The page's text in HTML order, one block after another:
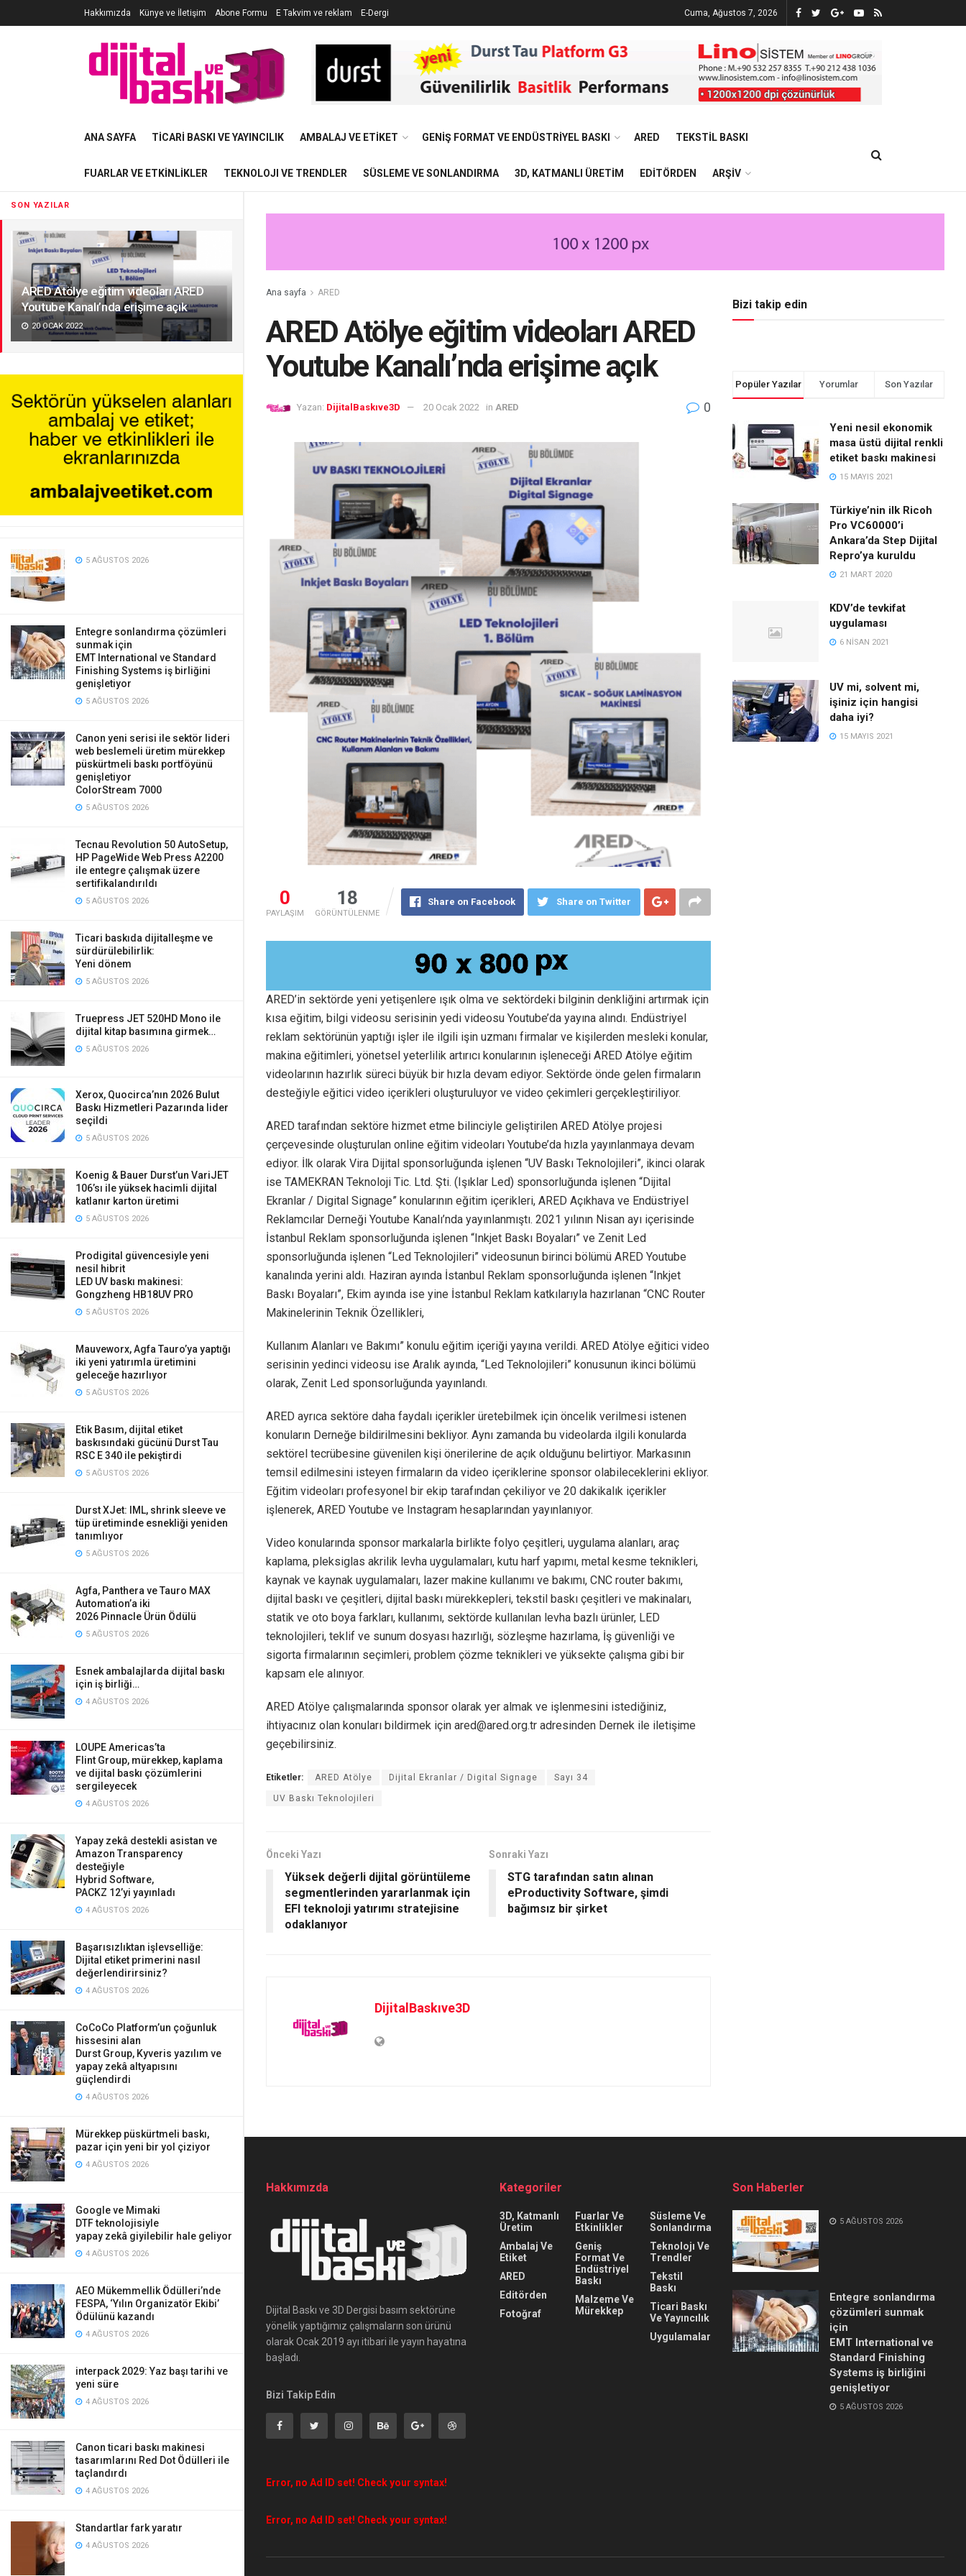
SON YAZILAR
ARED Atölye eğitim videoları ARED
Youtube Kanalı’nda erişime açık
20 OCAK 2022
5 AĞUSTOS 2026
Entegre sonlandırma çözümleri
sunmak için
EMT International ve Standard
Finishing Systems iş birliğini
genişletiyor
5 AĞUSTOS 2026
Canon yeni serisi ile sektör lideri
web beslemeli üretim mürekkep
püskürtmeli baskı portföyünü
genişletiyor
ColorStream 7000
5 AĞUSTOS 2026
Tecnau Revolution 50 AutoSetup,
HP PageWide Web Press A2200
ile entegre çalışmak üzere
sertifikalandırıldı
5 AĞUSTOS 2026
Ticari baskıda dijitalleşme ve
sürdürülebilirlik:
Yeni dönem
5 AĞUSTOS 2026
Truepress JET 520HD Mono ile
dijital kitap basımına girmek…
5 AĞUSTOS 2026
Xerox, Quocirca’nın 2026 Bulut
Baskı Hizmetleri Pazarında lider
seçildi
5 AĞUSTOS 2026
Koenig & Bauer Durst’un VariJET
106’sı ile yüksek hacimli dijital
katlanır karton üretimi
5 AĞUSTOS 2026
Prodigital güvencesiyle yeni
nesil hibrit
LED UV baskı makinesi:
Gongzheng HB18UV PRO
5 AĞUSTOS 2026
Mauveworx, Agfa Tauro’ya yaptığı
iki yeni yatırımla üretimini
geleceğe hazırlıyor
5 AĞUSTOS 2026
Etik Basım, dijital etiket
baskısındaki gücünü Durst Tau
RSC E 340 ile pekiştirdi
5 AĞUSTOS 2026
Durst XJet: IML, shrink sleeve ve
tüp üretiminde esnekliği yeniden
tanımlıyor
5 AĞUSTOS 2026
Agfa, Panthera ve Tauro MAX
Automation’a iki
2026 Pinnacle Ürün Ödülü
5 AĞUSTOS 2026
Esnek ambalajlarda dijital baskı
için iş birliği…
4 AĞUSTOS 2026
LOUPE Americas’ta
Flint Group, mürekkep, kaplama
ve dijital baskı çözümlerini
sergileyecek
4 AĞUSTOS 2026
Yapay zekâ destekli asistan ve
Amazon Transparency
desteğiyle
Hybrid Software,
PACKZ 12’yi yayınladı
4 AĞUSTOS 2026
Başarısızlıktan işlevselliğe:
Dijital etiket primerini nasıl
değerlendirirsiniz?
4 AĞUSTOS 2026
CoCoCo Platform’un çoğunluk
hissesini alan
Durst Group, Kyveris yazılım ve
yapay zekâ altyapısını
güçlendirdi
4 AĞUSTOS 2026
Mürekkep püskürtmeli baskı,
pazar için yeni bir yol çiziyor
4 AĞUSTOS 2026
Google ve Mimaki
DTF teknolojisiyle
yapay zekâ giyilebilir hale geliyor
4 AĞUSTOS 2026
AEO Mükemmellik Ödülleri’nde
FESPA, ‘Yılın Organizatör Ekibi’
Ödülünü kazandı
4 AĞUSTOS 2026
interpack 2029: Yaz başı tarihi ve
yeni süre
4 AĞUSTOS 2026
Canon ticari baskı makinesi
tasarımlarını Red Dot Ödülleri ile
taçlandırdı
4 AĞUSTOS 2026
Standartlar fark yaratır
4 AĞUSTOS 2026
Hakkımızda Künye ve İletişim Abone Formu E Takvim ve reklam E-Dergi Cuma, Ağustos 7, 2026
ANA SAYFA TICARI BASKI VE YAYINCILIK AMBALAJ VE ETIKET GENIŞ FORMAT VE ENDÜSTRIYEL BASKI ARED TEKSTIL BASKI
FUARLAR VE ETKINLIKLER TEKNOLOJI VE TRENDLER SÜSLEME VE SONLANDIRMA 3D, KATMANLI ÜRETIM EDITÖRDEN ARŞIV
Ana sayfa ARED
ARED Atölye eğitim videoları ARED
Youtube Kanalı’nda erişime açık
Yazan: DijitalBaskıve3D 20 Ocak 2022 in ARED 0
0
PAYLAŞIM
18
GÖRÜNTÜLENME
Share on Facebook Share on Twitter
ARED’in sektörde yeni yetişenlere ışık olma ve sektördeki bilginin denkliğini artırmak için
kısa eğitim, bilgi videosu serisinin yedi videosu Youtube’da yayına alındı. Endüstriyel
reklam sektörünün yaptığı işler ile ilgili işin uzmanı firmalar ve kişilerden mesleki konular,
makina eğitimleri, yönetsel yeterlilik artırıcı konularının işleneceği ARED Atölye eğitim
videolarının hazırlık süreci büyük bir hızla devam ediyor. Sektörde önde gelen firmaların
desteğiyle eğitici video içerikleri oluşturuluyor ve video çekimleri gerçekleştiriliyor.
ARED tarafından sektöre hizmet etme bilinciyle geliştirilen ARED Atölye projesi
çerçevesinde oluşturulan online eğitim videoları Youtube’da hızla yayınlanmaya devam
ediyor. İlk olarak Vira Dijital sponsorluğunda işlenen “UV Baskı Teknolojileri”, ikinci olarak
ise TAMEKRAN Teknoloji Tic. Ltd. Şti. (Işıklar Led) sponsorluğunda işlenen “Dijital
Ekranlar / Digital Signage” konularının eğitim içerikleri, ARED Açıkhava ve Endüstriyel
Reklamcılar Derneği Youtube Kanalı’nda yayınlanmıştı. 2021 yılının Nisan ayı içerisinde
İstanbul Reklam sponsorluğunda işlenen “Inkjet Baskı Boyaları” ve Zenit Led
sponsorluğunda işlenen “Led Teknolojileri” videosunun birinci bölümü ARED Youtube
kanalında yerini aldı. Haziran ayında İstanbul Reklam sponsorluğunda işlenen “Inkjet
Baskı Boyaları”, Ekim ayında ise yine İstanbul Reklam katkılarıyla hazırlanan “CNC Router
Makinelerinin Teknik Özellikleri,
Kullanım Alanları ve Bakımı” konulu eğitim içeriği yayına verildi. ARED Atölye eğitici video
serisinin yedinci videosu ise Aralık ayında, “Led Teknolojileri” konusunun ikinci bölümü
olarak, Zenit Led sponsorluğunda yayınlandı.
ARED ayrıca sektöre daha faydalı içerikler üretebilmek için öncelik verilmesi istenen
konuların Derneğe bildirilmesini bekliyor. Aynı zamanda bu videolarda ilgili konularda
sektörel tecrübesine güvenilen kişi önerilerine de açık olduğunu belirtiyor. Markasının
temsil edilmesini isteyen firmaların da video içeriklerine sponsor olabileceklerini ekliyor.
Eğitim videoları profesyonel bir ekip tarafından çekiliyor ve 20 dakikalık içerikler
işlenerek, ARED Youtube ve Instagram hesaplarından yayınlanıyor.
Video konularında sponsor markalarla birlikte folyo çeşitleri, uygulama alanları, araç
kaplama, pleksiglas akrilik levha uygulamaları, kutu harf yapımı, metal kesme teknikleri,
kaynak ve kaynak uygulamaları, lazer makine kullanımı ve bakımı, CNC router bakımı,
dijital baskı ve çeşitleri, dijital baskı mürekkepleri, tekstil baskı çeşitleri ve makinaları,
statik ve oto boya farkları, kullanımı, sektörde kullanılan levha bazlı ürünler, LED
teknolojileri, teklif ve sunum dosyası hazırlığı, sözleşme hazırlama, İş güvenliği ve
sigorta firmalarının seçimleri, problem çözme teknikleri ve yüksekte çalışma gibi bir
kapsam ele alınıyor.
ARED Atölye çalışmalarında sponsor olarak yer almak ve işlenmesini istediğiniz,
ihtiyacınız olan konuları bildirmek için ared@ared.org.tr adresinden Dernek ile iletişime
geçebilirsiniz.
Etiketler: ARED Atölye Dijital Ekranlar / Digital Signage Sayı 34
UV Baskı Teknolojileri
Önceki Yazı
Yüksek değerli dijital görüntüleme
segmentlerinden yararlanmak için
EFI teknoloji yatırımı stratejisine
odaklanıyor
Sonraki Yazı
STG tarafından satın alınan
eProductivity Software, şimdi
bağımsız bir şirket
DijitalBaskıve3D
Bizi takip edin
Popüler Yazılar Yorumlar Son Yazılar
Yeni nesil ekonomik
masa üstü dijital renkli
etiket baskı makinesi
15 MAYIS 2021
Türkiye’nin ilk Ricoh
Pro VC60000’i
Ankara’da Step Dijital
Repro’ya kuruldu
21 MART 2020
KDV’de tevkifat
uygulaması
6 NISAN 2021
UV mi, solvent mi,
işiniz için hangisi
daha iyi?
15 MAYIS 2021
Hakkımızda
Dijital Baskı ve 3D Dergisi basım sektörüne
yönelik yaptığımız çalışmaların son ürünü
olarak Ocak 2019 ayı itibari ile yayın hayatına
başladı.
Bizi Takip Edin
Error, no Ad ID set! Check your syntax!
Error, no Ad ID set! Check your syntax!
Kategoriler
3D, Katmanlı
Üretim
Ambalaj Ve
Etiket
ARED
Editörden
Fotoğraf
Fuarlar Ve
Etkinlikler
Geniş
Format Ve
Endüstriyel
Baskı
Malzeme Ve
Mürekkep
Süsleme Ve
Sonlandırma
Teknolojı Ve
Trendler
Tekstil
Baskı
Ticari Baskı
Ve Yayıncılık
Uygulamalar
Son Haberler
5 AĞUSTOS 2026
Entegre sonlandırma
çözümleri sunmak
için
EMT International ve
Standard Finishing
Systems iş birliğini
genişletiyor
5 AĞUSTOS 2026